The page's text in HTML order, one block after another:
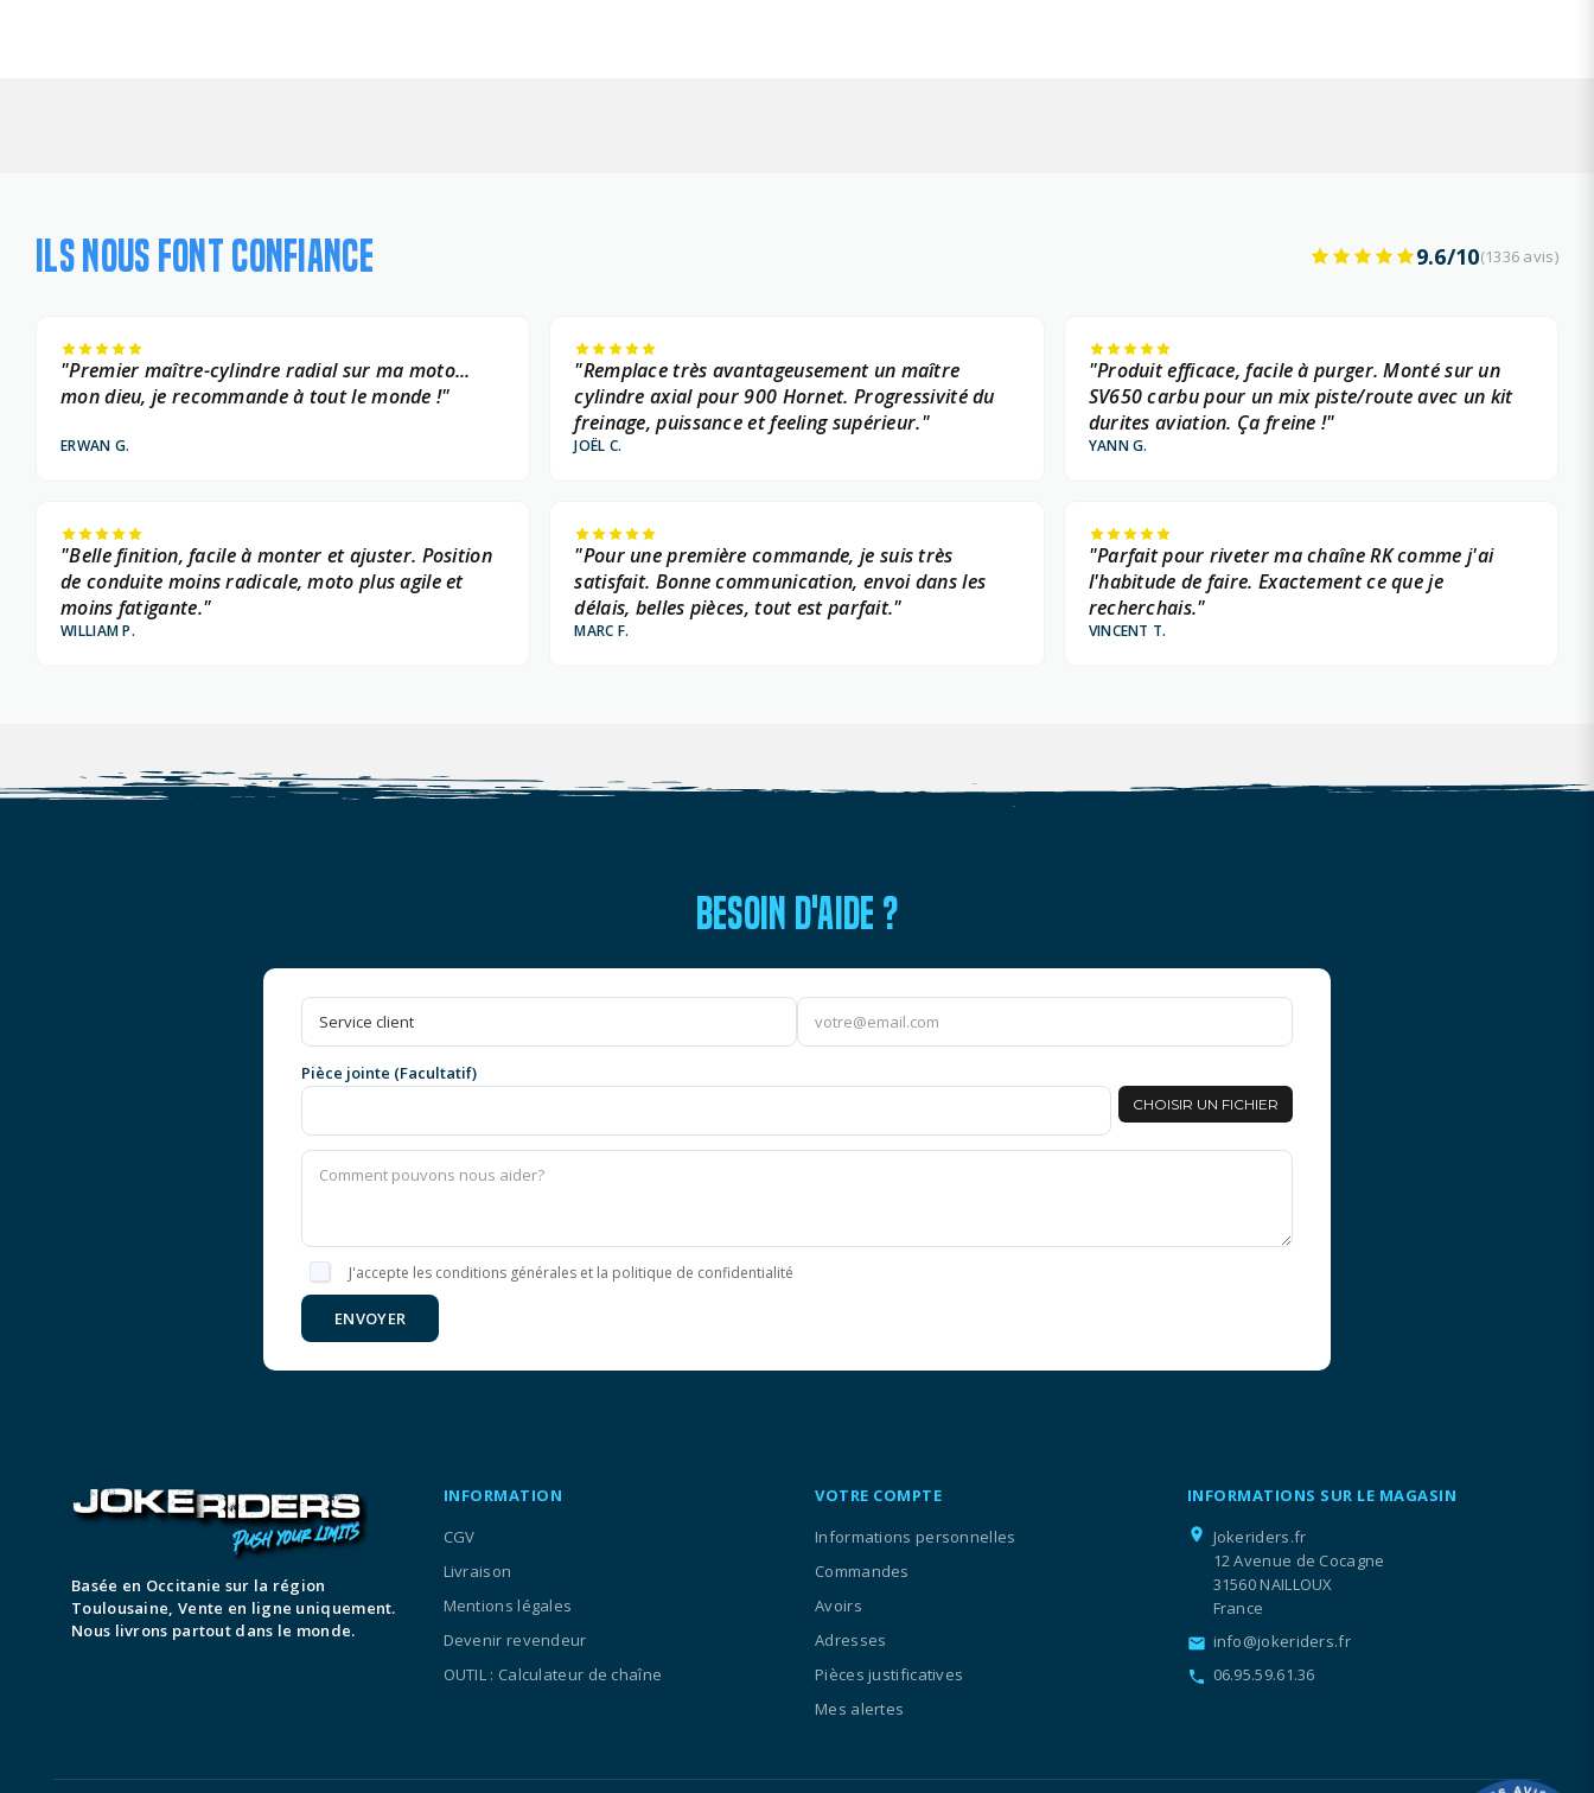
ILS NOUS FONT CONFIANCE 9.6/10(1336 avis)
"Premier maître-cylindre radial sur ma moto...
mon dieu, je recommande à tout le monde !"
ERWAN G.
"Remplace très avantageusement un maître
cylindre axial pour 900 Hornet. Progressivité du
freinage, puissance et feeling supérieur."
JOËL C.
"Produit efficace, facile à purger. Monté sur un
SV650 carbu pour un mix piste/route avec un kit
durites aviation. Ça freine !"
YANN G.
"Belle finition, facile à monter et ajuster. Position
de conduite moins radicale, moto plus agile et
moins fatigante."
WILLIAM P.
"Pour une première commande, je suis très
satisfait. Bonne communication, envoi dans les
délais, belles pièces, tout est parfait."
MARC F.
"Parfait pour riveter ma chaîne RK comme j'ai
l'habitude de faire. Exactement ce que je
recherchais."
VINCENT T.
BESOIN D'AIDE ?
Pièce jointe (Facultatif)
CHOISIR UN FICHIER
J'accepte les conditions générales et la politique de confidentialité
ENVOYER
Basée en Occitanie sur la région
Toulousaine, Vente en ligne uniquement.
Nous livrons partout dans le monde.
INFORMATION
CGV
Livraison
Mentions légales
Devenir revendeur
OUTIL : Calculateur de chaîne
VOTRE COMPTE
Informations personnelles
Commandes
Avoirs
Adresses
Pièces justificatives
Mes alertes
INFORMATIONS SUR LE MAGASIN
location_on
Jokeriders.fr
12 Avenue de Cocagne
31560 NAILLOUX
France
email info@jokeriders.fr
call 06.95.59.61.36